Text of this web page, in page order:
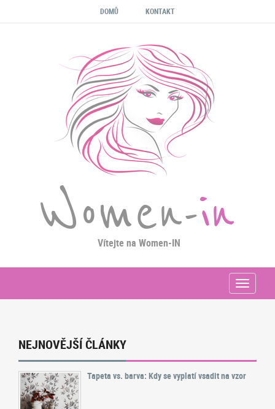
DOMŮ KONTAKT
Women-in
Vítejte na Women-IN
Menu
NEJNOVĚJŠÍ ČLÁNKY
Tapeta vs. barva: Kdy se vyplatí vsadit na vzor